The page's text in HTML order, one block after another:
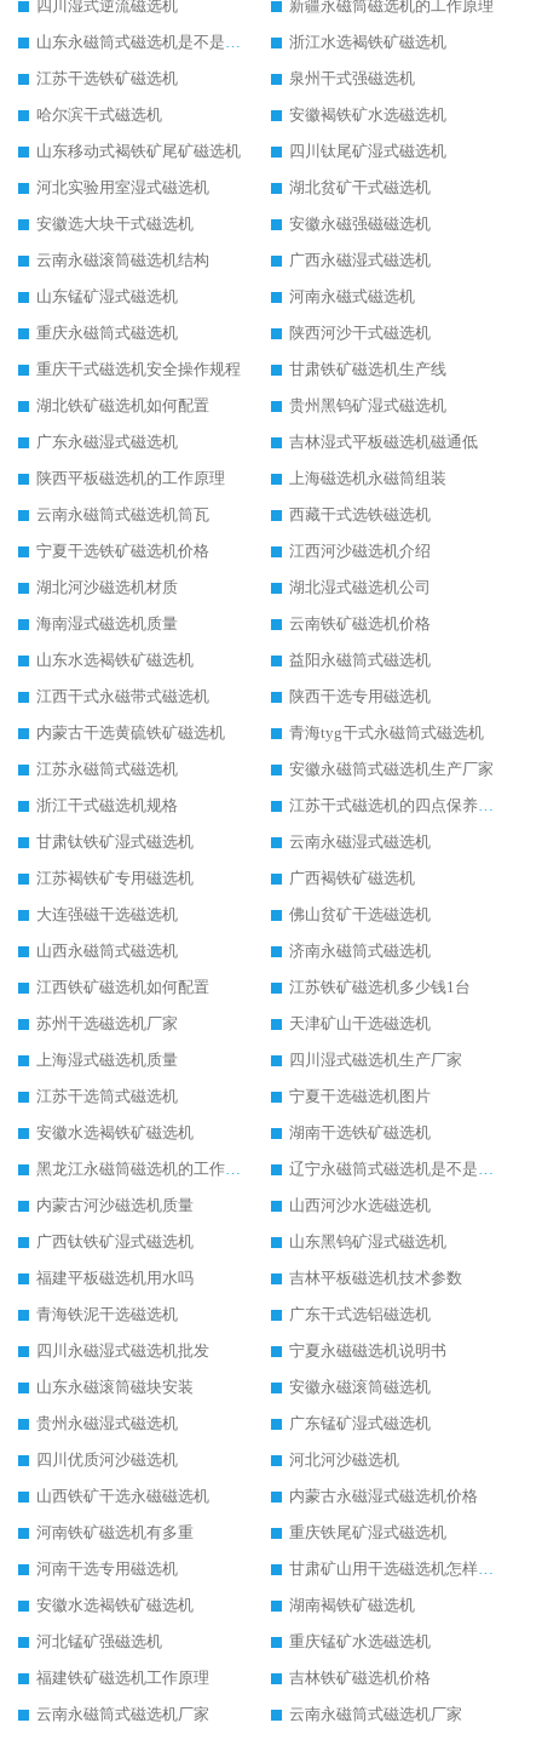
四川湿式逆流磁选机
新疆永磁筒磁选机的工作原理
山东永磁筒式磁选机是不是强磁
浙江水选褐铁矿磁选机
江苏干选铁矿磁选机
泉州干式强磁选机
哈尔滨干式磁选机
安徽褐铁矿水选磁选机
山东移动式褐铁矿尾矿磁选机
四川钛尾矿湿式磁选机
河北实验用室湿式磁选机
湖北贫矿干式磁选机
安徽选大块干式磁选机
安徽永磁强磁磁选机
云南永磁滚筒磁选机结构
广西永磁湿式磁选机
山东锰矿湿式磁选机
河南永磁式磁选机
重庆永磁筒式磁选机
陕西河沙干式磁选机
重庆干式磁选机安全操作规程
甘肃铁矿磁选机生产线
湖北铁矿磁选机如何配置
贵州黑钨矿湿式磁选机
广东永磁湿式磁选机
吉林湿式平板磁选机磁通低
陕西平板磁选机的工作原理
上海磁选机永磁筒组装
云南永磁筒式磁选机筒瓦
西藏干式选铁磁选机
宁夏干选铁矿磁选机价格
江西河沙磁选机介绍
湖北河沙磁选机材质
湖北湿式磁选机公司
海南湿式磁选机质量
云南铁矿磁选机价格
山东水选褐铁矿磁选机
益阳永磁筒式磁选机
江西干式永磁带式磁选机
陕西干选专用磁选机
内蒙古干选黄硫铁矿磁选机
青海tyg干式永磁筒式磁选机
江苏永磁筒式磁选机
安徽永磁筒式磁选机生产厂家
浙江干式磁选机规格
江苏干式磁选机的四点保养秘籍
甘肃钛铁矿湿式磁选机
云南永磁湿式磁选机
江苏褐铁矿专用磁选机
广西褐铁矿磁选机
大连强磁干选磁选机
佛山贫矿干选磁选机
山西永磁筒式磁选机
济南永磁筒式磁选机
江西铁矿磁选机如何配置
江苏铁矿磁选机多少钱1台
苏州干选磁选机厂家
天津矿山干选磁选机
上海湿式磁选机质量
四川湿式磁选机生产厂家
江苏干选筒式磁选机
宁夏干选磁选机图片
安徽水选褐铁矿磁选机
湖南干选铁矿磁选机
黑龙江永磁筒磁选机的工作原理
辽宁永磁筒式磁选机是不是强磁
内蒙古河沙磁选机质量
山西河沙水选磁选机
广西钛铁矿湿式磁选机
山东黑钨矿湿式磁选机
福建平板磁选机用水吗
吉林平板磁选机技术参数
青海铁泥干选磁选机
广东干式选铝磁选机
四川永磁湿式磁选机批发
宁夏永磁磁选机说明书
山东永磁滚筒磁块安装
安徽永磁滚筒磁选机
贵州永磁湿式磁选机
广东锰矿湿式磁选机
四川优质河沙磁选机
河北河沙磁选机
山西铁矿干选永磁磁选机
内蒙古永磁湿式磁选机价格
河南铁矿磁选机有多重
重庆铁尾矿湿式磁选机
河南干选专用磁选机
甘肃矿山用干选磁选机怎样调磁
安徽水选褐铁矿磁选机
湖南褐铁矿磁选机
河北锰矿强磁选机
重庆锰矿水选磁选机
福建铁矿磁选机工作原理
吉林铁矿磁选机价格
云南永磁筒式磁选机厂家
云南永磁筒式磁选机厂家